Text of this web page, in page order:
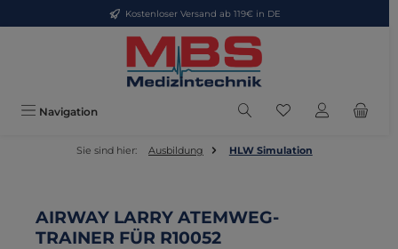
Zum Hauptinhalt springenKostenloser Versand ab 119€ in DE
Navigation Du hast 0
Sie sind hier: Ausbildung HLW Simulation
AIRWAY LARRY ATEMWEG-
TRAINER FÜR R10052